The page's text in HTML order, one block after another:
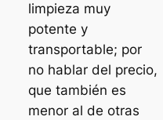
limpieza muy
potente y
transportable; por
no hablar del precio,
que también es
menor al de otras